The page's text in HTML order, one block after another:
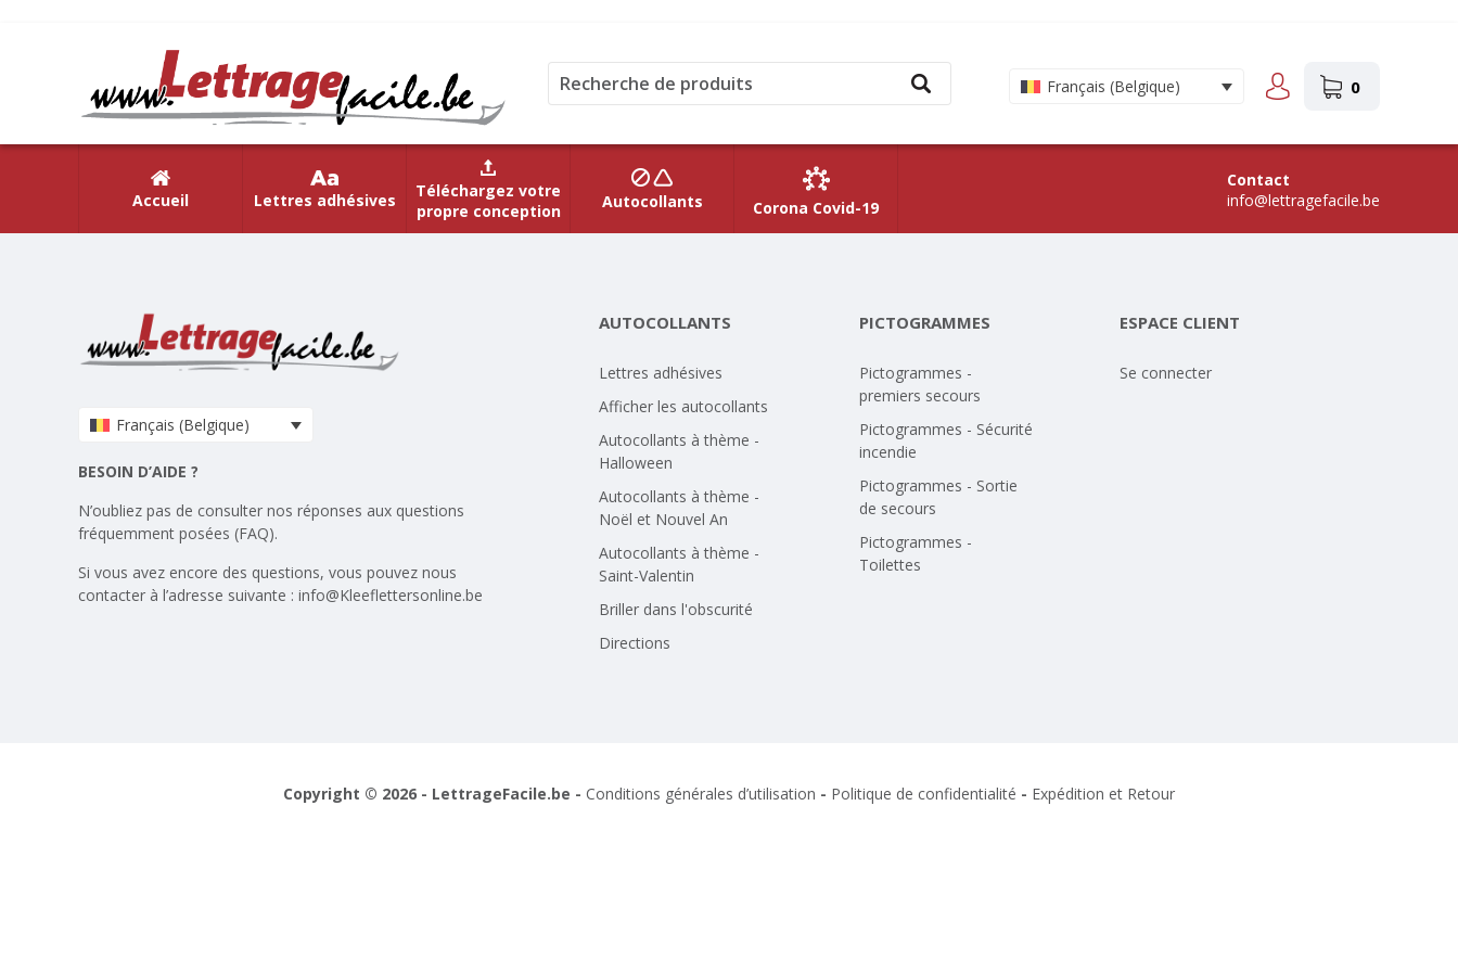
Français (Belgique) 0
Accueil Lettres adhésives
Téléchargez votre
propre conception
Autocollants Corona Covid-19
Contact
info@lettragefacile.be
Français (Belgique)
BESOIN D’AIDE ?
N’oubliez pas de consulter nos réponses aux questions
fréquemment posées (FAQ).
Si vous avez encore des questions, vous pouvez nous
contacter à l’adresse suivante : info@Kleeflettersonline.be
AUTOCOLLANTS
Lettres adhésives
Afficher les autocollants
Autocollants à thème -
Halloween
Autocollants à thème -
Noël et Nouvel An
Autocollants à thème -
Saint-Valentin
Briller dans l'obscurité
Directions
PICTOGRAMMES
Pictogrammes -
premiers secours
Pictogrammes - Sécurité
incendie
Pictogrammes - Sortie
de secours
Pictogrammes -
Toilettes
ESPACE CLIENT
Se connecter
Copyright © 2026 - LettrageFacile.be - Conditions générales d’utilisation - Politique de confidentialité - Expédition et Retour